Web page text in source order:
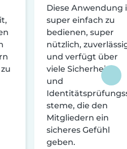
Diese Anwendung
super einfach zu
bedienen, super
nützlich,
und verfügt über
viele Sicherheits-
und
steme, die den
Mitgliedern ein
sicheres Gefühl
geben.